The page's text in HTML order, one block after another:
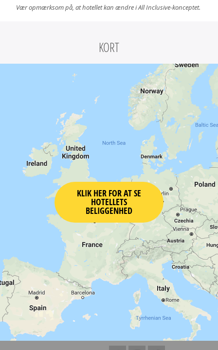
Vær opmærksom på, at hotellet kan ændre i All Inclusive-konceptet.
KORT
KLIK HER FOR AT SE
HOTELLETS
BELIGGENHED